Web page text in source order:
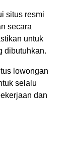
situs resmi
secara
untuk
dibutuhkan.
lowongan
selalu
dan